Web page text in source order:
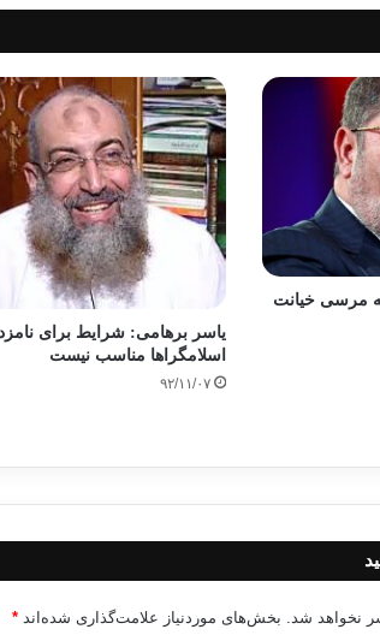
مرسی خیانت
یاسر برهامی: شرایط برای
اسلامگراها مناسب نیست
۹۲/۱۱/۰۷
نخواهد شد. بخش‌های موردنیاز علامت‌گذاری شده‌اند *